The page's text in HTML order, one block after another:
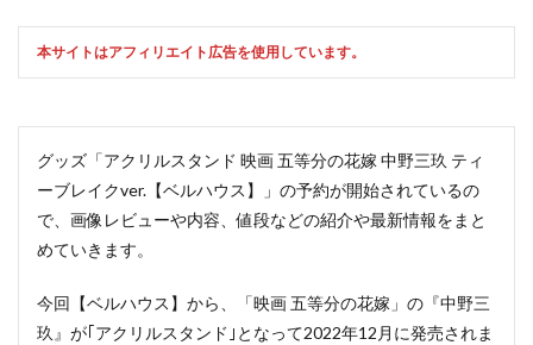
本サイトはアフィリエイト広告を使用しています。
グッズ「アクリルスタンド 映画 五等分の花嫁 中野三玖 ティ
ーブレイクver.【ベルハウス】」の予約が開始されているの
で、画像レビューや内容、値段などの紹介や最新情報をまと
めていきます。
今回【ベルハウス】から、「映画 五等分の花嫁」の『中野三
玖』が｢アクリルスタンド｣となって2022年12月に発売されま